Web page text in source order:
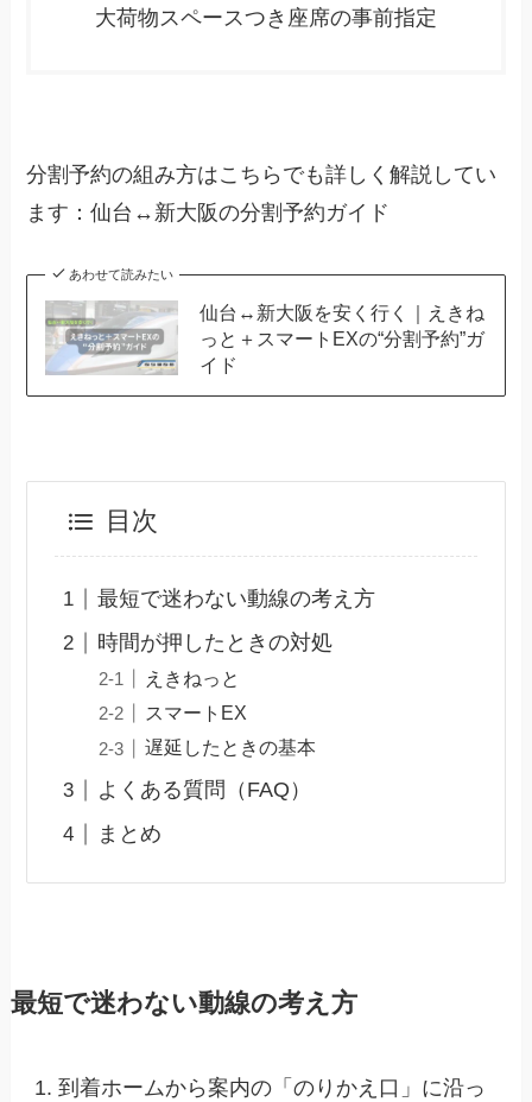
大荷物スペースつき座席の事前指定
分割予約の組み方はこちらでも詳しく解説してい
ます：仙台↔新大阪の分割予約ガイド
あわせて読みたい
仙台↔新大阪を安く行く｜えきね
っと＋スマートEXの“分割予約”ガ
イド
目次
最短で迷わない動線の考え方
時間が押したときの対処
えきねっと
スマートEX
遅延したときの基本
よくある質問（FAQ）
まとめ
最短で迷わない動線の考え方
到着ホームから案内の「のりかえ口」に沿っ